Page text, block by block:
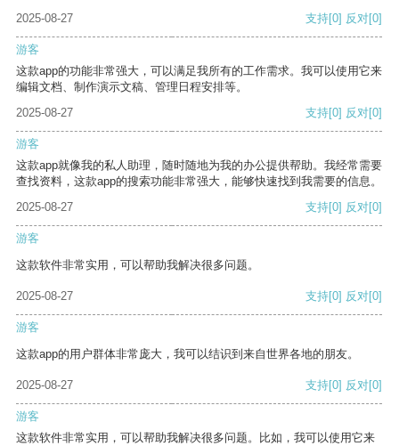
2025-08-27 支持[0] 反对[0]
游客
这款app的功能非常强大，可以满足我所有的工作需求。我可以使用它来
编辑文档、制作演示文稿、管理日程安排等。
2025-08-27
支持[0] 反对[0]
游客
这款app就像我的私人助理，随时随地为我的办公提供帮助。我经常需要
查找资料，这款app的搜索功能非常强大，能够快速找到我需要的信息。
2025-08-27
支持[0] 反对[0]
游客
这款软件非常实用，可以帮助我解决很多问题。
2025-08-27 支持[0] 反对[0]
游客
这款app的用户群体非常庞大，我可以结识到来自世界各地的朋友。
2025-08-27 支持[0] 反对[0]
游客
这款软件非常实用，可以帮助我解决很多问题。比如，我可以使用它来